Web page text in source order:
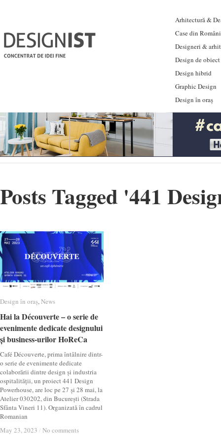
Arhitectură &
Case din
Designeri &
Design de obiect
Design hibrid
Graphic Design
Design în oraș
Posts Tagged '441
Design în oraș,News
Hai la Découverte – o serie de
evenimente dedicate designului
și business-urilor HoReCa
Café Découverte, prima întâlnire dintr-
o serie de evenimente dedicate
colaborării dintre design și industria
ospitalității, un proiect 441 Design
Powerhouse, are loc pe 27 și 28 mai, la
Atelier 030202, din București (Strada
Sfânta Vineri 11). Organizată în cadrul
Romanian
May 23, 2023 / No comments
Design în oraș News
Hai la Découverte – o serie de
evenimente dedicate designului
și business-urilor HoReCa
May 23, 2023 / No comments